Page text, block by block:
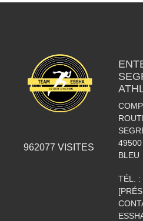
962077 VISITES
49500
BLEU
TÉL. :